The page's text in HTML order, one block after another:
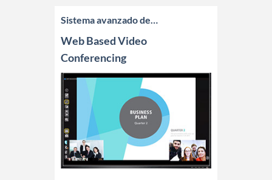
Sistema avanzado de…
Web Based Video
Conferencing